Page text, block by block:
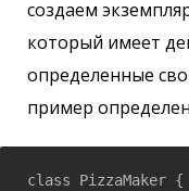
создаем
который имеет
определенные
пример
class PizzaMaker {